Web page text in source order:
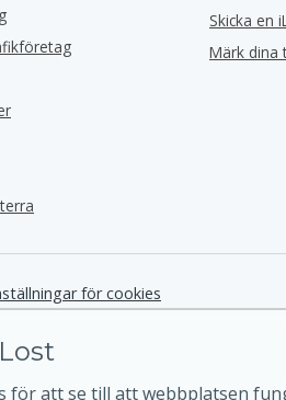
Skicka en
Märk dina
för cookies
för att se till att webbplatsen